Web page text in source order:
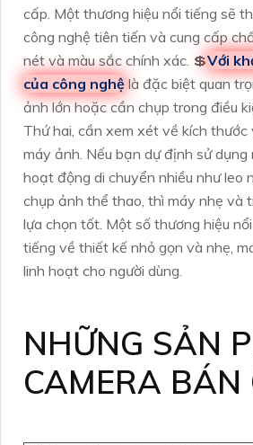
cấp. Một thương hiệu nổi tiếng sẽ
công nghệ tiên tiến và cung cấp
nét và màu sắc chính xác. 💲Với
của công nghệ là đặc biệt quan
ảnh lớn hoặc cần chụp trong điều
Thứ hai, cần xem xét về kích thước
máy ảnh. Nếu bạn dự định sử
hoạt động di chuyển nhiều như leo
chụp ảnh thể thao, thì máy nhẹ và
lựa chọn tốt. Một số thương hiệu
tiếng về thiết kế nhỏ gọn và nhẹ,
linh hoạt cho người dùng.
NHỮNG SẢN
CAMERA BÁN